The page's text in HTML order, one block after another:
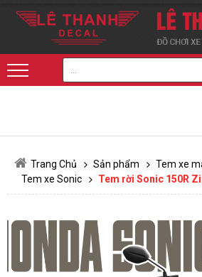
Trang Chủ Sản phẩm Tem xe
Tem xe Sonic
Tem rời Sonic 150R